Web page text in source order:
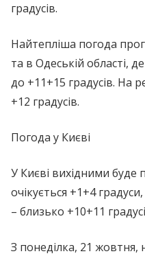
градусів.
Найтепліша погода
та в Одеській області,
до +11+15 градусів. На
+12 градусів.
Погода у Києві
У Києві вихідними буде
очікується +1+4
– близько +10+11
З понеділка, 21 жовтня,